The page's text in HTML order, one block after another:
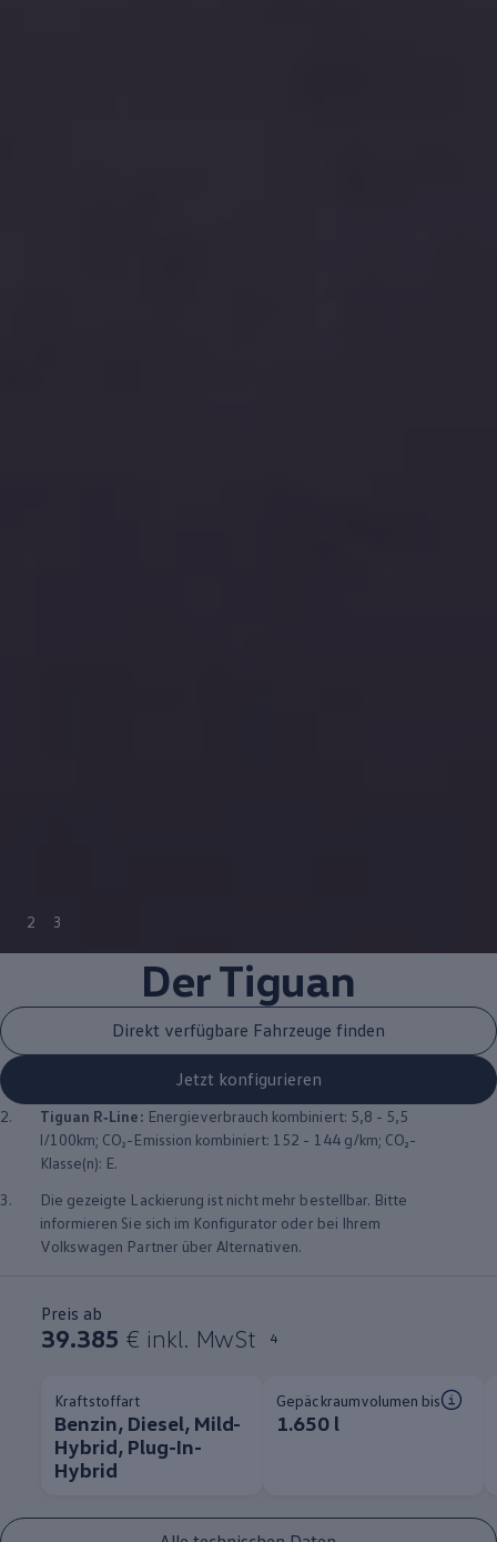
2 3
DerTiguan
Direkt verfügbare Fahrzeuge finden
Jetzt konfigurieren
2. Tiguan R‑Line: Energieverbrauch kombiniert: 5,8 - 5,5
l/100km; CO₂-Emission kombiniert: 152 - 144 g/km; CO₂-
Klasse(n): E.
3.
Die gezeigte Lackierung ist nicht mehr bestellbar. Bitte
informieren Sie sich im Konfigurator oder bei Ihrem
Volkswagen Partner über Alternativen.
Preis ab
39.385 € inkl. MwSt 4
Kraftstoffart
Benzin, Diesel, Mild-
Hybrid, Plug-In-
Hybrid
Gepäckraumvolumen bis
1.650 l